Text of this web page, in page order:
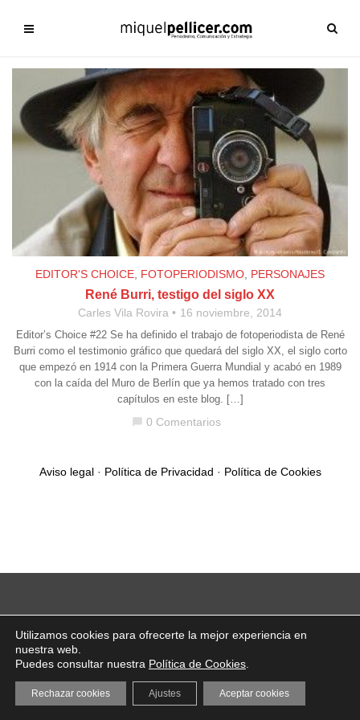
EDITOR'S CHOICE FOTOPERIODISMO PERSONAJES
René Burri, testigo del siglo XX
Carles Vila Rovira 16 noviembre, 2014
Editor’s Choice #22 Se ha definido el trabajo de fotoperiodista de René
Burri como el testimonio gráfico que quedará del siglo XX, el siglo corto
que empezó en 1914 con la Primera Guerra Mundial y acabó en 1989
con la caída del Muro de Berlín que ya hemos tratado con tres
capítulos en este blog. […]
chat_bubble 0 Comentarios
Aviso legal· Política de Privacidad · Política de Cookies
Utilizamos cookies para ofrecerte la mejor experiencia en
nuestra web.
Puedes consultar nuestra Política de Cookies
Aceptar cookies
Rechazar cookies Ajustes